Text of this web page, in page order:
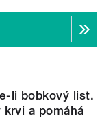
li bobkový list.
a pomáhá